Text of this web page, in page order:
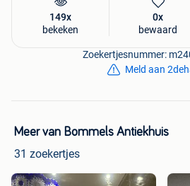
149x
bekeken
0x
bewaard
Zoekertjesnummer:
Meld aan
Meer van Bommels Antiekhuis
31 zoekertjes